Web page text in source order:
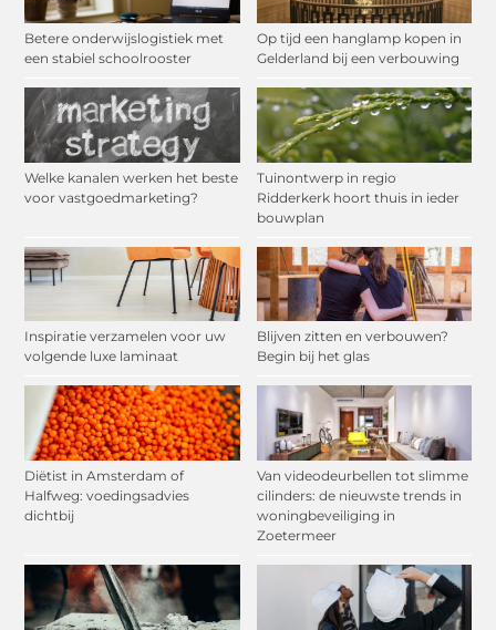
Betere onderwijslogistiek met
een stabiel schoolrooster
Op tijd een hanglamp kopen in
Gelderland bij een verbouwing
Welke kanalen werken het beste
voor vastgoedmarketing?
Tuinontwerp in regio
Ridderkerk hoort thuis in ieder
bouwplan
Inspiratie verzamelen voor uw
volgende luxe laminaat
Blijven zitten en verbouwen?
Begin bij het glas
Diëtist in Amsterdam of
Halfweg: voedingsadvies
dichtbij
Van videodeurbellen tot slimme
cilinders: de nieuwste trends in
woningbeveiliging in
Zoetermeer